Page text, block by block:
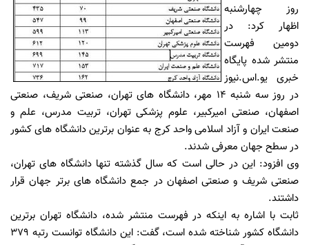
روز چهارشنبه
اظهار کرد: در
دومین فهرست
منتشر شده پایگاه
خبری یو.اس.نیوز
در روز سه شنبه 14 مهر، دانشگاه های تهران، صنعتی شریف، صنعتی
اصفهان، صنعتی امیرکبیر، علوم پزشکی تهران، تربیت مدرس، علم و
صنعت ایران و آزاد اسلامی واحد کرج به عنوان برترین دانشگاه های کشور
در سطح جهان معرفی شدند.
وی افزود: این در حالی است که سال گذشته تنها دانشگاه های تهران،
صنعتی شریف و صنعتی اصفهان در جمع دانشگاه های برتر جهان قرار
داشتند.
ثابت با اشاره به اینکه در فهرست منتشر شده، دانشگاه تهران برترین
دانشگاه کشور شناخته شده است، گفت: این دانشگاه توانست رتبه 379